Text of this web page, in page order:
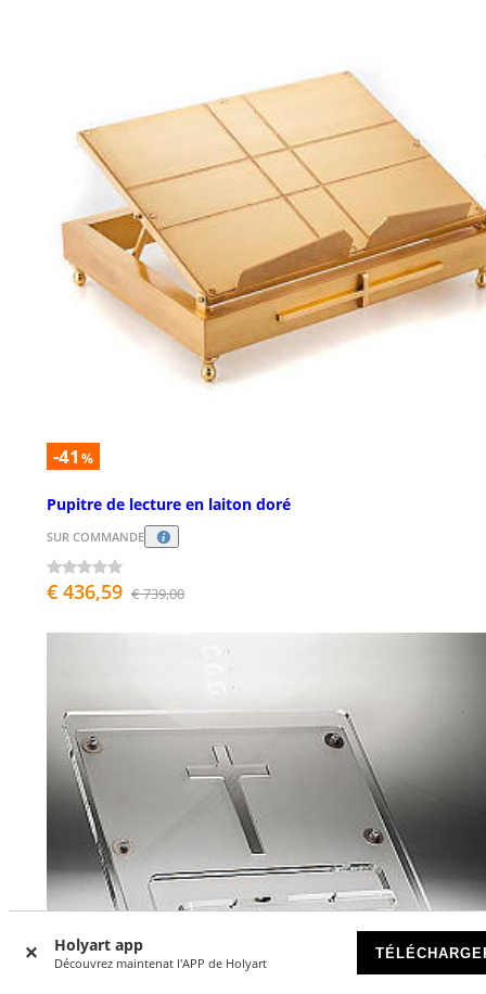
Holyart app
Découvrez maintenat l'APP de Holyart
-41 %
Pupitre de lecture en laiton doré
SUR COMMANDE
€ 436,59 € 739,00